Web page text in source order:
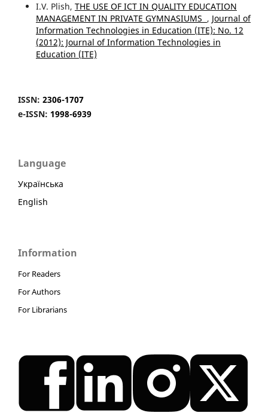
I.V. Plish, THE USE OF ICT IN QUALITY EDUCATION
MANAGEMENT IN PRIVATE GYMNASIUMS , Journal of
Information Technologies in Education (ITE): No. 12
(2012): Journal of Information Technologies in
Education (ITE)
ISSN: 2306-1707
e-ISSN: 1998-6939
Language
Українська
English
Information
For Readers
For Authors
For Librarians